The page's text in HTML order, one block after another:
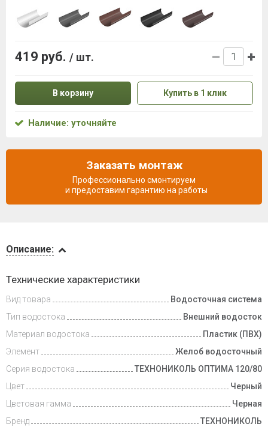
и оплата
Описание:
Технические характеристики
Вид товара
Водосточная система
Тип водостока
Внешний водосток
Материал водостока
Пластик (ПВХ)
Элемент
Желоб водосточный
Серия водостока
ТЕХНОНИКОЛЬ ОПТИМА 120/80
Цвет
Черный
Цветовая гамма
Черная
Бренд
ТЕХНОНИКОЛЬ
419 руб. / шт.
В корзину Купить в 1 клик
Наличие: уточняйте
Заказать монтаж
Профессионально смонтируем
и предоставим гарантию на работы